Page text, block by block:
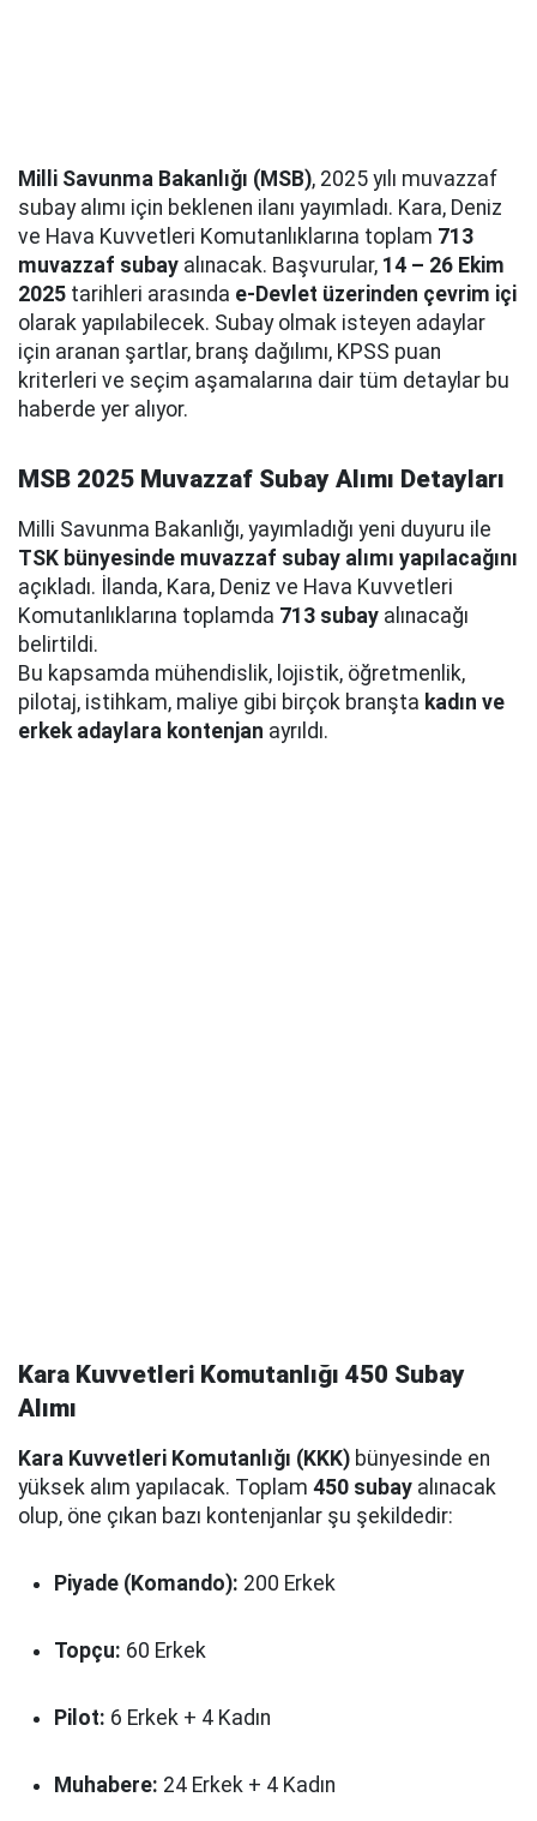
Milli Savunma Bakanlığı (MSB), 2025 yılı muvazzaf
subay alımı için beklenen ilanı yayımladı. Kara, Deniz
ve Hava Kuvvetleri Komutanlıklarına toplam 713
muvazzaf subay alınacak. Başvurular, 14 – 26 Ekim
2025 tarihleri arasında e-Devlet üzerinden çevrim içi
olarak yapılabilecek. Subay olmak isteyen adaylar
için aranan şartlar, branş dağılımı, KPSS puan
kriterleri ve seçim aşamalarına dair tüm detaylar bu
haberde yer alıyor.
MSB 2025 Muvazzaf Subay Alımı Detayları
Milli Savunma Bakanlığı, yayımladığı yeni duyuru ile
TSK bünyesinde muvazzaf subay alımı yapılacağını
açıkladı. İlanda, Kara, Deniz ve Hava Kuvvetleri
Komutanlıklarına toplamda 713 subay alınacağı
belirtildi.
Bu kapsamda mühendislik, lojistik, öğretmenlik,
pilotaj, istihkam, maliye gibi birçok branşta kadın ve
erkek adaylara kontenjan ayrıldı.
Kara Kuvvetleri Komutanlığı 450 Subay
Alımı
Kara Kuvvetleri Komutanlığı (KKK) bünyesinde en
yüksek alım yapılacak. Toplam 450 subay alınacak
olup, öne çıkan bazı kontenjanlar şu şekildedir:
Piyade (Komando): 200 Erkek
Topçu: 60 Erkek
Pilot: 6 Erkek + 4 Kadın
Muhabere: 24 Erkek + 4 Kadın